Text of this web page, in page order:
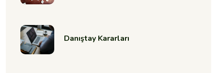
Danıştay Kararları